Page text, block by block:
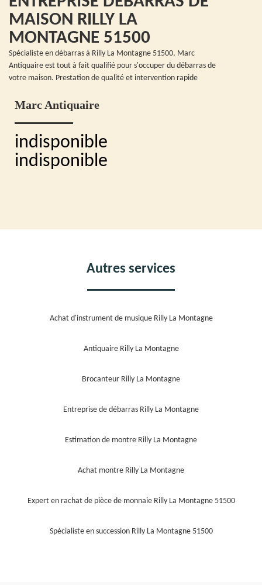
MAISON RILLY LA
MONTAGNE 51500
Spécialiste en débarras à Rilly La Montagne 51500, Marc
Antiquaire est tout à fait qualifié pour s'occuper du débarras de
votre maison. Prestation de qualité et intervention rapide
Marc Antiquaire
indisponible
indisponible
Autres services
Achat d'instrument de musique Rilly La Montagne
Antiquaire Rilly La Montagne
Brocanteur Rilly La Montagne
Entreprise de débarras Rilly La Montagne
Estimation de montre Rilly La Montagne
Achat montre Rilly La Montagne
Expert en rachat de pièce de monnaie Rilly La Montagne 51500
Spécialiste en succession Rilly La Montagne 51500